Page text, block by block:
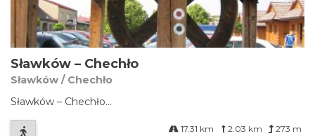
Sławków – Chechło
Sławków / Chechło
Sławków – Chechło...
17.31 km 2.03 km
273 m